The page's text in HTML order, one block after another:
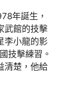
年誕生，
武館的技擊
李小龍的影
技擊練習。
清楚，他給